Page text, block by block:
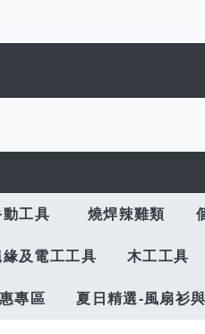
動工具 燒焊辣雞類
緣及電工工具 木工工具
專區 夏日精選-風扇衫